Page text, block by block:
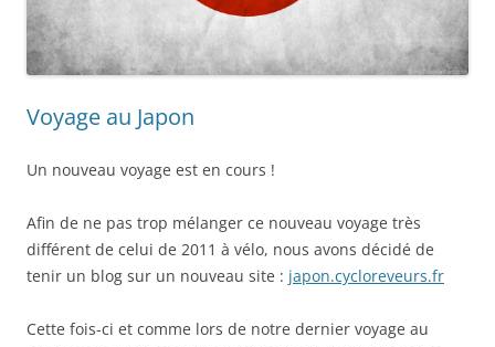
Voyage au Japon
Un nouveau voyage est en cours !
Afin de ne pas trop mélanger ce nouveau voyage très
différent de celui de 2011 à vélo, nous avons décidé de
tenir un blog sur un nouveau site : japon.cycloreveurs.fr
Cette fois-ci et comme lors de notre dernier voyage au